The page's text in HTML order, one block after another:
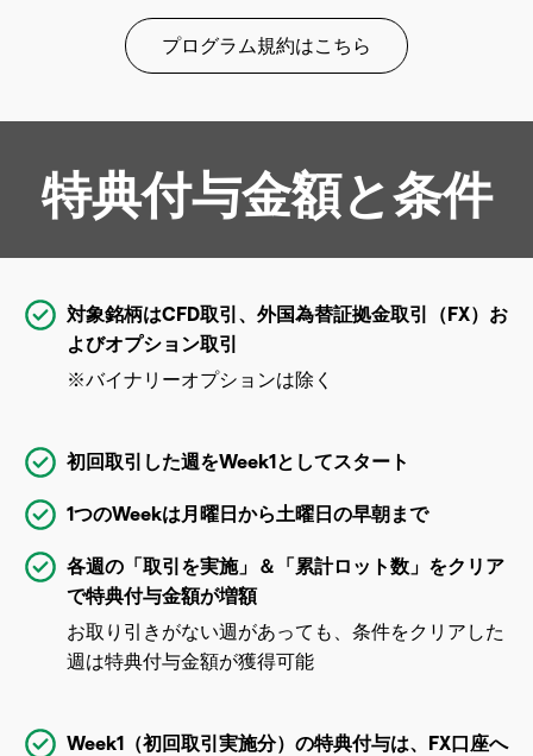
プログラム規約はこちら
特典付与金額と条件
対象銘柄はCFD取引、外国為替証拠金取引（FX）お
よびオプション取引
※バイナリーオプションは除く
初回取引した週をWeek1としてスタート
1つのWeekは月曜日から土曜日の早朝まで
各週の「取引を実施」＆「累計ロット数」をクリア
で特典付与金額が増額
お取り引きがない週があっても、条件をクリアした
週は特典付与金額が獲得可能
Week1（初回取引実施分）の特典付与は、FX口座へ